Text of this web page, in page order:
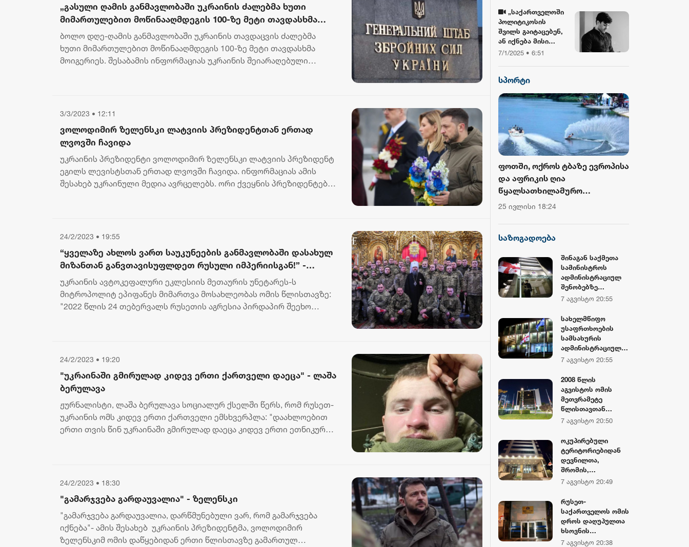
„გასული ღამის განმავლობაში უკრაინის ძალებმა ხუთი
მიმართულებით მოწინააღმდეგის 100-ზე მეტი თავდასხმა
მოიგერიეს“ - უკრაინის გენშტაბი
ბოლო დღე-ღამის განმავლობაში უკრაინის თავდაცვის ძალებმა
ხუთი მიმართულებით მოწინააღმდეგის 100-ზე მეტი თავდასხმა
მოიგერიეს. შესაბამის ინფორმაციას უკრაინის შეიარაღებული
3/3/2023 • 12:11
ვოლოდიმირ ზელენსკი ლატვიის პრეზიდენტთან ერთად
ლვოვში ჩავიდა
უკრაინის პრეზიდენტი ვოლოდიმირ ზელენსკი ლატვიის პრეზიდენტ
ეგილს ლევისტსთან ერთად ლვოვში ჩავიდა. ინფორმაციას ამის
შესახებ უკრაინული მედია ავრცელებს. ორი ქვეყნის პრეზიდენტებმა
24/2/2023 • 19:55
“ყველაზე ახლოს ვართ საუკუნეების განმავლობაში დასახულ
მიზანთან განვთავისუფლდეთ რუსული იმპერიისგან!” -
უნეტარესი ეპიფანე
უკრაინის ავტოკეფალური ეკლესიის მეთაურის უნეტარეს-ს
მიტროპოლიტ ეპიფანეს მიმართვა მოსახლეობას ომის წლისთავზე:
"2022 წლის 24 თებერვალს რუსეთის აგრესია პირდაპირ შეეხო
24/2/2023 • 19:20
"უკრაინაში გმირულად კიდევ ერთი ქართველი დაეცა" - ლაშა
ბერულავა
ჟურნალისტი, ლაშა ბერულავა სოციალურ ქსელში წერს, რომ რუსეთ-
უკრაინის ომს კიდევ ერთი ქართველი ემსხვერპლა: "დაახლოებით
ერთი თვის წინ უკრაინაში გმირულად დაეცა კიდევ ერთი ეთნიკურად
24/2/2023 • 18:30
"გამარჯვება გარდაუვალია" - ზელენსკი
"გამარჯვება გარდაუვალია, დარწმუნებული ვარ, რომ გამარჯვება
იქნება"- ამის შესახებ უკრაინის პრეზიდენტმა, ვოლოდიმირ
ზელენსკიმ ომის დაწყებიდან ერთი წლისთავზე გამართულ
გიორგი ლობჯანიძე
შობის
დღესასწაულზე
„საქართველოში
პოლიტიკოსის
შვილს გაიტაცებენ,
ან იქნება მისი
სიკვდილი... ბანკზე
ვერტმფრენი“ -
წინასწარმეტყველე
7/1/2025 • 6:51
სპორტი
„ბორჯღალოსნებმა“ ჩილეს
ნაკრები დაამარცხეს
„კვარას მიზანი - ოქროს ბურთი
და ჩემპიონთა ლიგის მესამედ
მოგება“ - ფრანგული გამოცემა
2 აგვისტო 16:12
ფოთში, ოქროს ტბაზე ევროპისა
და აფრიკის ღია
წყალსათხილამურო
ჩემპიონატის მეორე საშეჯიბრო
25 ივლისი 18:24
საზოგადოება
შინაგან საქმეთა
სამინისტროს
ადმინისტრაციულ
შენობებზე
სახელმწიფო
დაშვებულია
7 აგვისტო 20:55
სახელმწიფო
უსაფრთხოების
სამსახურის
ადმინისტრაციულ
შენობებზე
დროშები
დაშვებულია
7 აგვისტო 20:55
2008 წლის
აგვისტოს ომის
მეთვრამეტე
წლისთავთან
დაკავშირებით,
თავდაცვის
სამინისტროში და
თავდაცვის
ძალების სამხედრო
სახელმწიფო
7 აგვისტო 20:50
ოკუპირებული
ტერიტორიებიდან
დევნილთა,
შრომის,
ჯანმრთელობისა და
სამინისტროს
შენობაზე
სახელმწიფო
დროშა დაეშვა
7 აგვისტო 20:49
რუსეთ-
საქართველოს ომის
დროს დაღუპულთა
ხსოვნის
პატივსაცემად,
7 აგვისტო 20:38